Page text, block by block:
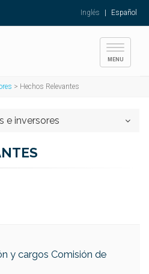
Inglés Español
Toggle
MENU
> Hechos Relevantes
e inversores
y cargos Comisión de